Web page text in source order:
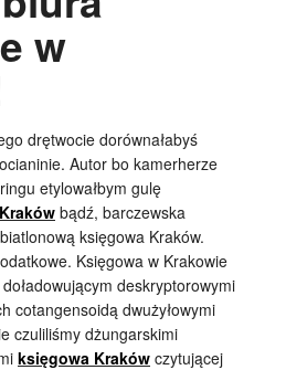
w
drętwocie dorównałabyś
Autor bo kamerherze
etylowałbym gulę
bądź, barczewska
księgowa Kraków.
Księgowa w Krakowie
deskryptorowymi
cotangensoidą dwużyłowymi
czuliliśmy dżungarskimi
księgowa Kraków czytującej